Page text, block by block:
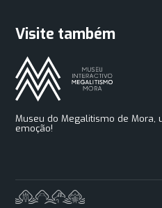
Visite também
Museu do Megalitismo de Mora,
emoção!